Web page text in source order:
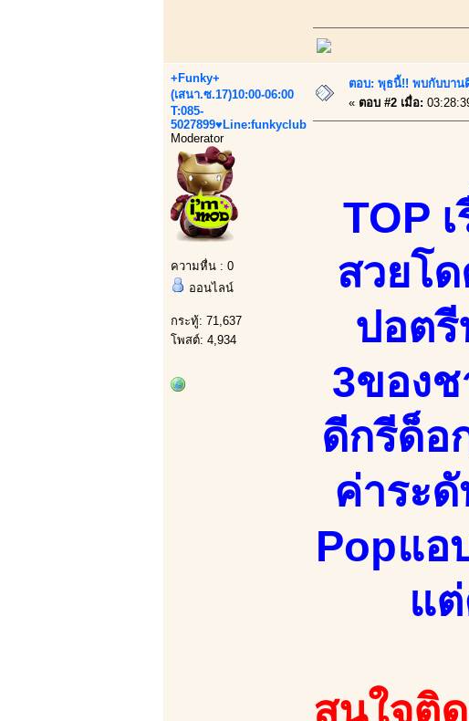
+Funky+
(เสนา.ซ.17)10:00-06:00
T:085-
5027899♥Line:funkyclub
Moderator
ความหื่น : 0
ออนไลน์
กระทู้: 71,637
โพสต์: 4,934
ตอบ: พุธนี้!! พบกับบาน
« ตอบ #2 เมื่อ:
TOP
สวยโ
ปอต
3ของ
ดีกรีด็อ
ค่าระ
Popแอ
แ
สนใจติ